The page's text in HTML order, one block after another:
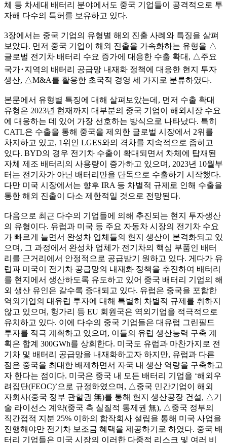
체 등 차세대 배터리 분야에서도 중국 기업들이 공격적으로 투
자해 다수의 특허를 보유하고 있다.
3장에서는 중국 기업의 유형별 해외 진출 사례와 특징을 살펴
보았다. 먼저 중국 기업이 해외 진출을 가속화하는 유형을 △
글로벌 전기차 배터리 수요 증가에 대응한 수출 확대, △주요
국가･지역의 배터리 공급망 내재화 정책에 대응한 현지 투자
생산, △M&A를 활용한 초국적 경영 세 가지로 분류하였다.
본문에서 유형별 특징에 대해 살펴보았는데, 먼저 수출 확대
유형은 2023년 현재까지 대부분의 중국 기업이 해외시장 수요
에 대응하는 데 있어 가장 선호하는 방식으로 나타났다. 특히
CATL은 수출을 통해 중국을 제외한 글로벌 시장에서 2위를
차지하고 있고, 1위인 LGES와의 격차를 지속적으로 좁히고
있다. BYD의 경우 전기차 수출이 확대되면서 차체에 탑재된
자체 제조 배터리의 사용량이 증가하고 있으며, 2023년 10월부
터는 전기차가 아닌 배터리만을 단독으로 수출하기 시작했다.
다만 미국 시장에서는 향후 IRA 등 차별적 규제로 인해 수출을
통한 해외 진출이 다소 제한적일 것으로 전망된다.
다음으로 최근 다수의 기업들에 의해 추진되는 현지 투자생산
의 유형이다. 유럽과 미국 등 주요 자동차 시장의 전기차 수요
가 빠르게 늘면서 완성차 업체들의 현지 생산이 본격화되고 있
으며, 그 과정에서 완성차 업체가 전기차의 핵심 부품인 배터
리를 근거리에서 안정적으로 공급받기 원하고 있다. 게다가 유
럽과 미국이 전기차 공급망의 내재화 정책을 추진하여 배터리
를 현지에서 생산하도록 유도하고 있어 중국 배터리 기업의 해
외 생산 유인은 갈수록 증대되고 있다. 유럽은 중국을 포함한
역외기업의 대유럽 투자에 대해 특별히 차별적 규제를 취하지
않고 있으며, 헝가리 등 EU 회원국은 역외기업을 적극적으로
유치하고 있다. 이에 다수의 중국 기업들은 대유럽 그린필드
투자를 적극 계획하고 있으며, 이들의 유럽 생산능력 구축 계
획은 합계 300GWh를 상회한다. 미국도 유럽과 마찬가지로 전
기차 및 배터리 공급망을 내재화하고자 하지만, 유럽과 다른
점은 중국을 최대한 배제하면서 자국 내 생산 역량을 구축하고
자 한다는 점이다. 미국은 중국 내 모든 배터리 기업을 ‘해외우
려집단(FEOC)’으로 규정하였으며, △중국 민간기업이 해외
자회사(중국 정부 관할권 無)를 통해 현지 생산공장 건설, △기
술 라이선스 계약(중국 측 실질적 통제권 無), △중국 정부의
직간접적 지분 25% 이하의 합작회사 설립을 통해 미국 사업을
진행해야만 전기차 보조금 혜택을 제공하기로 하였다. 중국 배
터리 기업들은 미국 시장의 이러한 다중적 리스크 및 여러 비